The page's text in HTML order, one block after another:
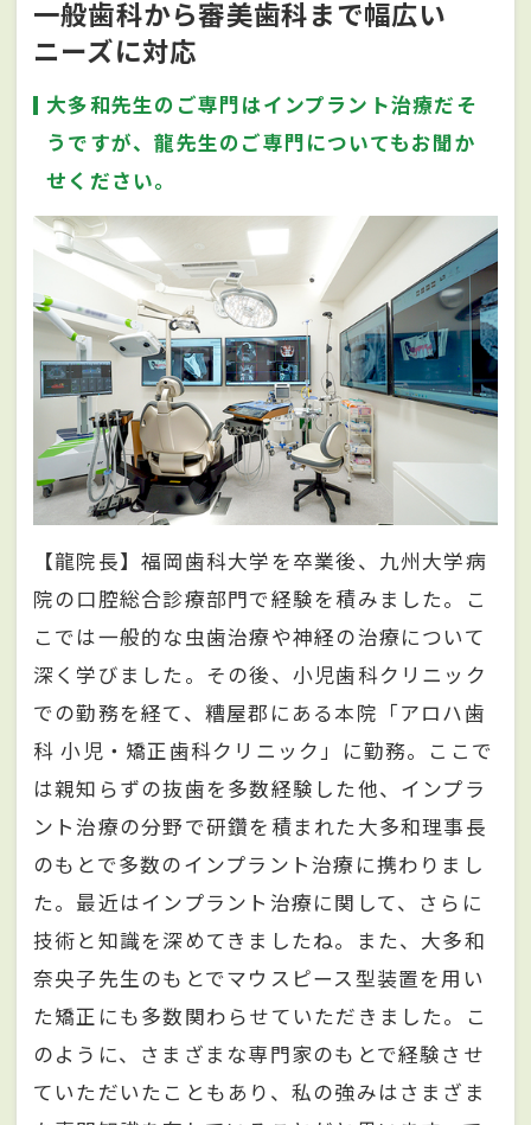
一般歯科から審美歯科まで幅広い
ニーズに対応
大多和先生のご専門はインプラント治療だそ
うですが、龍先生のご専門についてもお聞か
せください。
【龍院長】福岡歯科大学を卒業後、九州大学病
院の口腔総合診療部門で経験を積みました。こ
こでは一般的な虫歯治療や神経の治療について
深く学びました。その後、小児歯科クリニック
での勤務を経て、糟屋郡にある本院「アロハ歯
科 小児・矯正歯科クリニック」に勤務。ここで
は親知らずの抜歯を多数経験した他、インプラ
ント治療の分野で研鑽を積まれた大多和理事長
のもとで多数のインプラント治療に携わりまし
た。最近はインプラント治療に関して、さらに
技術と知識を深めてきましたね。また、大多和
奈央子先生のもとでマウスピース型装置を用い
た矯正にも多数関わらせていただきました。こ
のように、さまざまな専門家のもとで経験させ
ていただいたこともあり、私の強みはさまざま